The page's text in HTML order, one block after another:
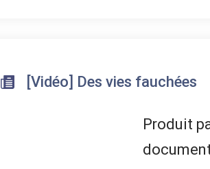
[Vidéo] Des vies fauchées
Produit